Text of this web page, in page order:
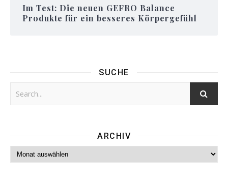
Im Test: Die neuen GEFRO Balance
Produkte für ein besseres Körpergefühl
SUCHE
ARCHIV
Archiv